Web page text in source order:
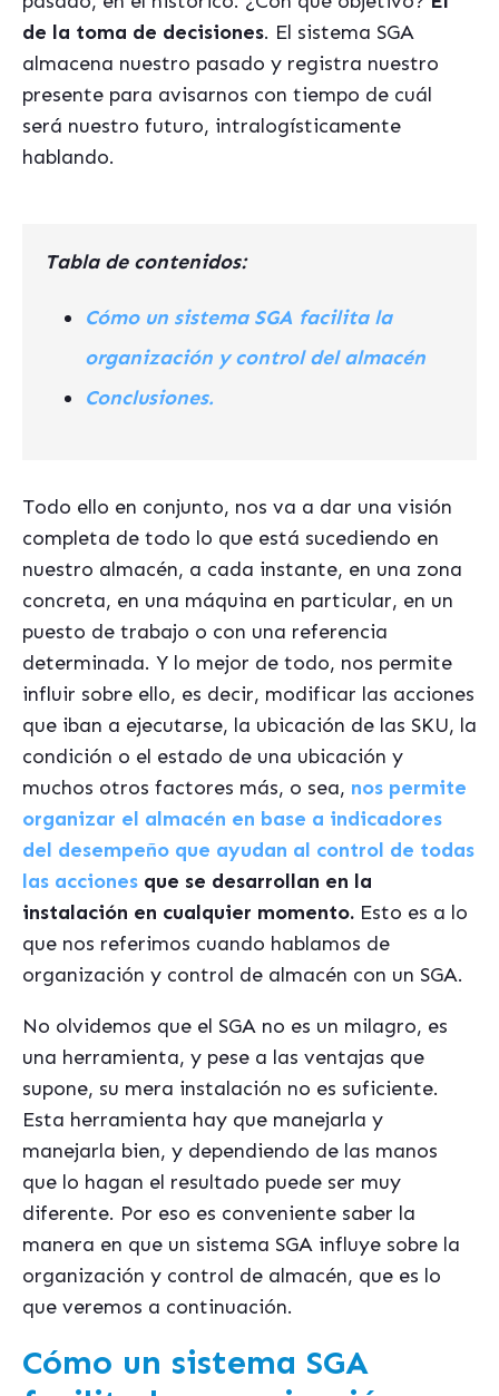
de la toma de decisiones. El sistema SGA
almacena nuestro pasado y registra nuestro
presente para avisarnos con tiempo de cuál
será nuestro futuro, intralogísticamente
hablando.
Tabla de contenidos:
Cómo un sistema SGA facilita la
organización y control del almacén
Conclusiones.
Todo ello en conjunto, nos va a dar una visión
completa de todo lo que está sucediendo en
nuestro almacén, a cada instante, en una zona
concreta, en una máquina en particular, en un
puesto de trabajo o con una referencia
determinada. Y lo mejor de todo, nos permite
influir sobre ello, es decir, modificar las acciones
que iban a ejecutarse, la ubicación de las SKU, la
condición o el estado de una ubicación y
muchos otros factores más, o sea, nos permite
organizar el almacén en base a indicadores
del desempeño que ayudan al control de todas
las acciones que se desarrollan en la
instalación en cualquier momento. Esto es a lo
que nos referimos cuando hablamos de
organización y control de almacén con un SGA.
No olvidemos que el SGA no es un milagro, es
una herramienta, y pese a las ventajas que
supone, su mera instalación no es suficiente.
Esta herramienta hay que manejarla y
manejarla bien, y dependiendo de las manos
que lo hagan el resultado puede ser muy
diferente. Por eso es conveniente saber la
manera en que un sistema SGA influye sobre la
organización y control de almacén, que es lo
que veremos a continuación.
Cómo un sistema SGA